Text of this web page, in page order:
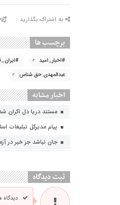
به اشتراک بگذارید :
برچسب ها
#اخبار_امید
عبدالمهدی حق شناس
اخبار مشابه
مستند دریا دل اکران
پیام مدیرکل تبلیغات
جان نباشد جز خبر در
ثبت دیدگاه